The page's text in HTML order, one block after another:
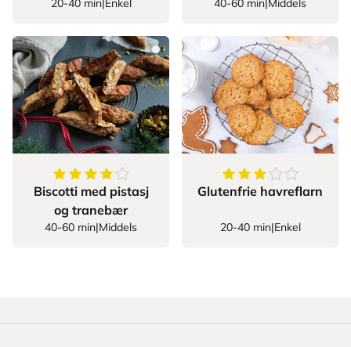
20-40 min| Enkel 40-60 min Middels
4.285714285714286
stjerner
Biscotti med pistasj
og tranebær
40-60 min|Middels
3.347826086956522
Glutenfrie havreflarn
20-40 min|Enkel